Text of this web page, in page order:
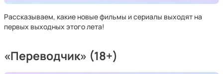
Рассказываем, какие новые фильмы и сериалы выходят на
первых выходных этого лета!
«Переводчик» (18+)